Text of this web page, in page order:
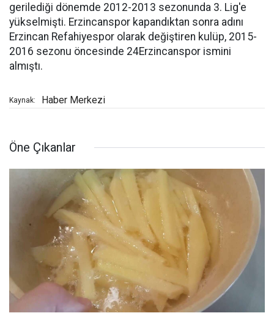
gerilediği dönemde 2012-2013 sezonunda 3. Lig'e
yükselmişti. Erzincanspor kapandıktan sonra adını
Erzincan Refahiyespor olarak değiştiren kulüp, 2015-
2016 sezonu öncesinde 24Erzincanspor ismini
almıştı.
Kaynak: Haber Merkezi
Öne Çıkanlar